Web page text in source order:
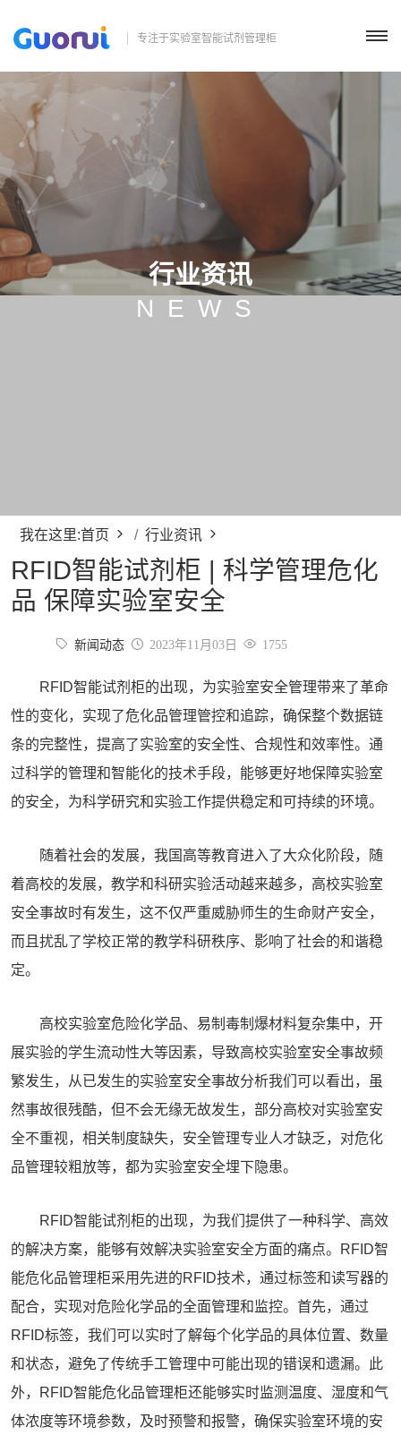
专注于实验室智能试剂管理柜
行业资讯
NEWS
我在这里:首页 行业资讯
RFID智能试剂柜 | 科学管理危化
品 保障实验室安全
新闻动态 2023年11月03日 1755
RFID智能试剂柜的出现，为实验室安全管理带来了革命
性的变化，实现了危化品管理管控和追踪，确保整个数据链
条的完整性，提高了实验室的安全性、合规性和效率性。通
过科学的管理和智能化的技术手段，能够更好地保障实验室
的安全，为科学研究和实验工作提供稳定和可持续的环境。
随着社会的发展，我国高等教育进入了大众化阶段，随
着高校的发展，教学和科研实验活动越来越多，高校实验室
安全事故时有发生，这不仅严重威胁师生的生命财产安全，
而且扰乱了学校正常的教学科研秩序、影响了社会的和谐稳
定。
高校实验室危险化学品、易制毒制爆材料复杂集中，开
展实验的学生流动性大等因素，导致高校实验室安全事故频
繁发生，从已发生的实验室安全事故分析我们可以看出，虽
然事故很残酷，但不会无缘无故发生，部分高校对实验室安
全不重视，相关制度缺失，安全管理专业人才缺乏，对危化
品管理较粗放等，都为实验室安全埋下隐患。
RFID智能试剂柜的出现，为我们提供了一种科学、高效
的解决方案，能够有效解决实验室安全方面的痛点。
RFID智
能危化品管理柜采用先进的RFID技术，通过标签和读写器的
配合，实现对危险化学品的全面管理和监控。首先，通过
RFID标签，我们可以实时了解每个化学品的具体位置、数量
和状态，避免了传统手工管理中可能出现的错误和遗漏。此
外，RFID智能危化品管理柜还能够实时监测温度、湿度和气
体浓度等环境参数，及时预警和报警，确保实验室环境的安